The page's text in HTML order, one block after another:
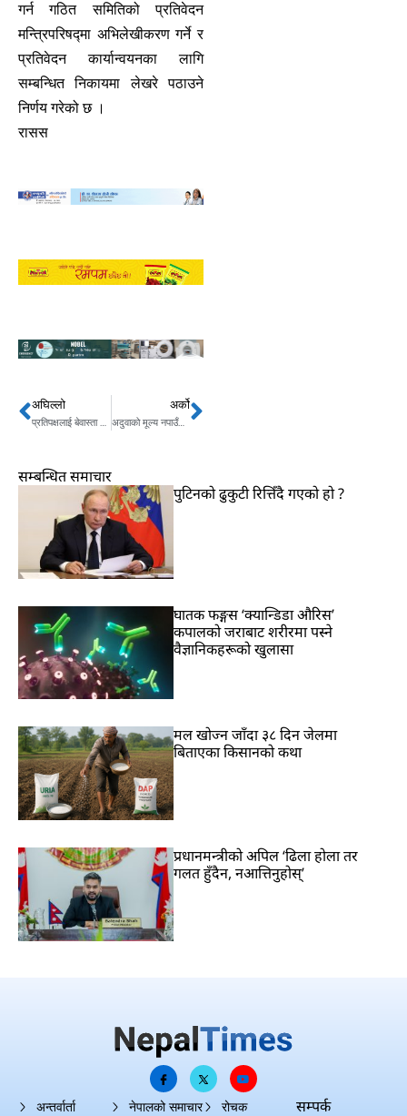
गर्न गठित समितिको प्रतिवेदन
मन्त्रिपरिषद्मा अभिलेखीकरण गर्ने र
प्रतिवेदन कार्यान्वयनका लागि
सम्बन्धित निकायमा लेखरे पठाउने
निर्णय गरेको छ ।
रासस
Prev
अघिल्लो अर्को
अदुवाको मूल्य नपाउँदा किसान मारमा Next
सम्बन्धित समाचार
पुटिनको ढुकुटी रित्तिँदै गएको हो ?
घातक फङ्गस ‘क्यान्डिडा औरिस’
कपालको जराबाट शरीरमा पस्ने
वैज्ञानिकहरूको खुलासा
मल खोज्न जाँदा ३८ दिन जेलमा
बिताएका किसानको कथा
प्रधानमन्त्रीको अपिल ‘ढिला होला तर
गलत हुँदैन, नआत्तिनुहोस्’
अन्तर्वार्ता नेपालको समाचार रोचक सम्पर्क